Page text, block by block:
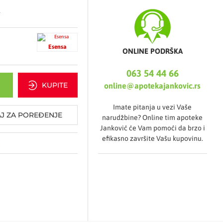
opekotine), afti,
sloju u obliku kapi 2-3
protivupalno i
Esensa
KUPITE
ZA POREĐENJE
ONLINE PODRŠKA
063 54 44 66
online@apotekajankovic.rs
Imate pitanja u vezi Vaše
narudžbine? Online tim apoteke
Janković će Vam pomoći da brzo i
efikasno završite Vašu kupovinu.